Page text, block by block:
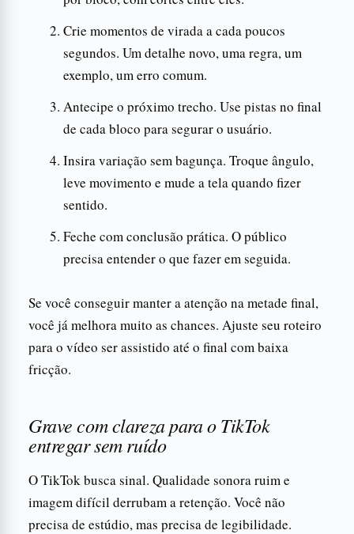
Crie momentos de virada a cada poucos
segundos. Um detalhe novo, uma regra, um
exemplo, um erro comum.
Antecipe o próximo trecho. Use pistas no final
de cada bloco para segurar o usuário.
Insira variação sem bagunça. Troque ângulo,
leve movimento e mude a tela quando fizer
sentido.
Feche com conclusão prática. O público
precisa entender o que fazer em seguida.
Se você conseguir manter a atenção na metade final,
você já melhora muito as chances. Ajuste seu roteiro
para o vídeo ser assistido até o final com baixa
fricção.
Grave com clareza para o TikTok
entregar sem ruído
O TikTok busca sinal. Qualidade sonora ruim e
imagem difícil derrubam a retenção. Você não
precisa de estúdio, mas precisa de legibilidade.